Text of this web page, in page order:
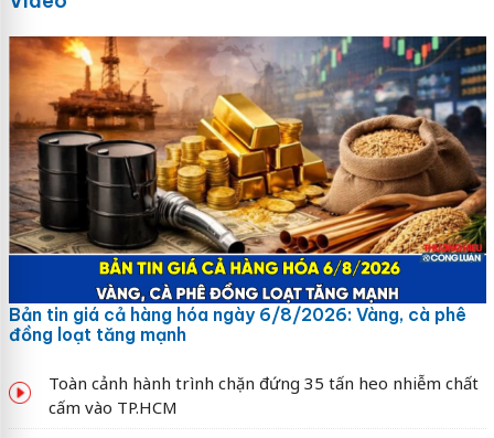
Bản tin giá cả hàng hóa ngày 6/8/2026: Vàng, cà phê
đồng loạt tăng mạnh
Toàn cảnh hành trình chặn đứng 35 tấn heo nhiễm chất
cấm vào TP.HCM